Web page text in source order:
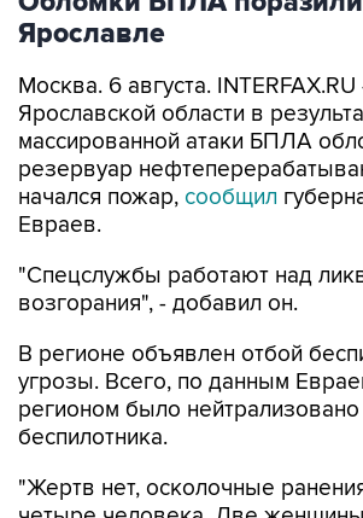
Ярославле
Москва. 6 августа. INTERFAX.RU
Ярославской области в
массированной атаки БПЛА
резервуар
начался пожар, сообщил
Евраев.
"Спецслужбы работают над
возгорания", - добавил он.
В регионе объявлен отбой
угрозы. Всего, по данным
регионом было
беспилотника.
"Жертв нет, осколочные